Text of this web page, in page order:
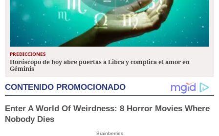
PREDICCIONES
Horóscopo de hoy abre puertas a Libra y complica el amor en
Géminis
CONTENIDO PROMOCIONADO
Enter A World Of Weirdness: 8 Horror Movies Where
Nobody Dies
Brainberries